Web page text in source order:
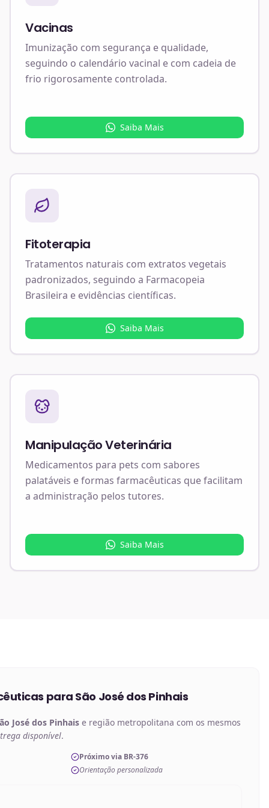
Vacinas
Imunização com segurança e qualidade,
seguindo o calendário vacinal e com cadeia de
frio rigorosamente controlada.
Saiba Mais
Fitoterapia
Tratamentos naturais com extratos vegetais
padronizados, seguindo a Farmacopeia
Brasileira e evidências científicas.
Saiba Mais
Manipulação Veterinária
Medicamentos para pets com sabores
palatáveis e formas farmacêuticas que facilitam
a administração pelos tutores.
Saiba Mais
para São José dos Pinhais
José dos Pinhais e região metropolitana com os mesmos
disponível.
Próximo via BR-376
Orientação personalizada